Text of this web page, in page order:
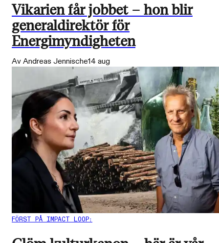
Vikarien får jobbet – hon blir
generaldirektör för
Energimyndigheten
Av Andreas Jennische14 aug
FÖRST PÅ IMPACT LOOP: